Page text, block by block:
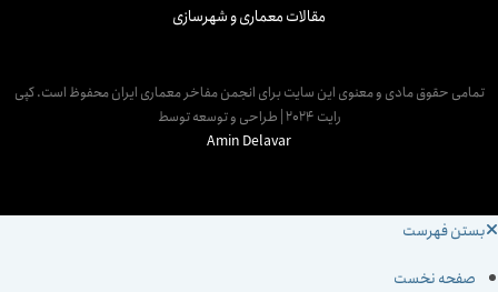
مقالات معماری و شهرسازی
حقوق مادی و معنوی این سایت برای انجمن مفاخر معماری ایران محفوظ است. کپی
رایت 2024 | طراحی و توسعه توسط
Amin Delavar
فهرست
صفحه نخست